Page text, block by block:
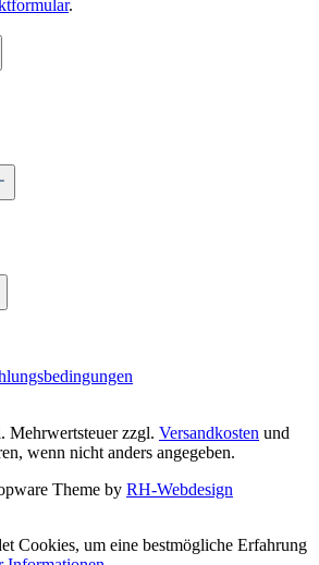
.
Mehrwertsteuer zzgl. Versandkosten und
wenn nicht anders angegeben.
Theme by RH-Webdesign
Cookies, um eine bestmögliche Erfahrung